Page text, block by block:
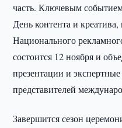
часть. Ключевым
День контента и
Национального
состоится 12 ноября и
презентации и
представителей
Завершится сезон